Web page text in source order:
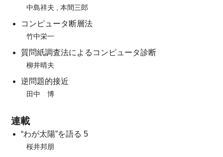
中島祥夫 , 本間三郎
コンピュータ断層法
竹中栄一
質問紙調査法によるコンピュータ診断
柳井晴夫
逆問題的接近
田中 博
連載
“わが太陽”を語る 5
桜井邦朋